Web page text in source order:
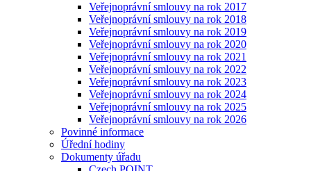
Veřejnoprávní smlouvy na rok 2017
Veřejnoprávní smlouvy na rok 2018
Veřejnoprávní smlouvy na rok 2019
Veřejnoprávní smlouvy na rok 2020
Veřejnoprávní smlouvy na rok 2021
Veřejnoprávní smlouvy na rok 2022
Veřejnoprávní smlouvy na rok 2023
Veřejnoprávní smlouvy na rok 2024
Veřejnoprávní smlouvy na rok 2025
Veřejnoprávní smlouvy na rok 2026
Povinné informace
Úřední hodiny
Dokumenty úřadu